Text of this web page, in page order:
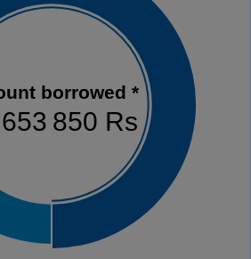
borrowed *
850 Rs